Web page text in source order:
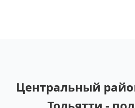
Центральный